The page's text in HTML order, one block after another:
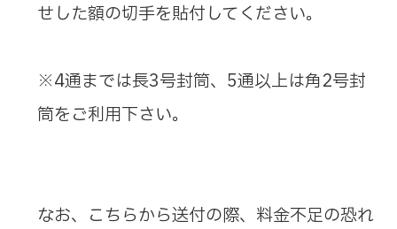
せした額の切手を貼付してください。
※4通までは長3号封筒、5通以上は角2号封
筒をご利用下さい。
なお、こちらから送付の際、料金不足の恐れ